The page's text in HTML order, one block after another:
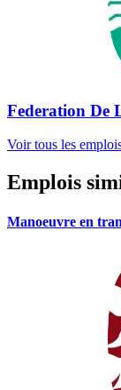
Federation De
Voir tous les
Emplois
Manoeuvre en